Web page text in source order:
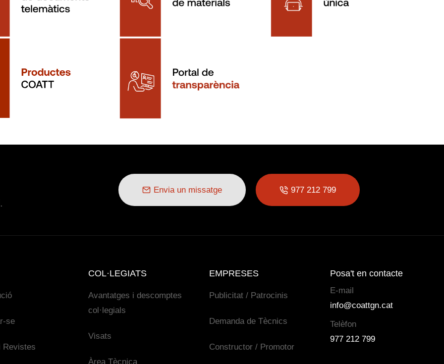
Envia un missatge 977 212 799
se
Revistes
COL·LEGIATS
Avantatges i descomptes
col·legials
Visats
Àrea Tècnica
EMPRESES
Publicitat / Patrocinis
Demanda de Tècnics
Constructor / Promotor
Posa't en contacte
E-mail
info@coattgn.cat
Telèfon
977 212 799